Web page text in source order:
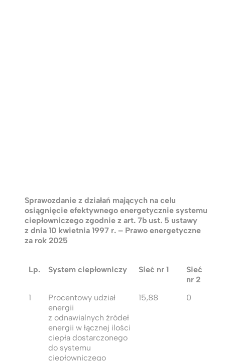
Sprawozdanie z działań mających na celu
osiągnięcie efektywnego energetycznie systemu
ciepłowniczego zgodnie z art. 7b ust. 5 ustawy
z dnia 10 kwietnia 1997 r. – Prawo energetyczne
za rok 2025
Lp. System ciepłowniczy Sieć nr 1
Sieć
nr 2
1
Procentowy udział
energii
z odnawialnych źródeł
energii w łącznej ilości
ciepła dostarczonego
do systemu
ciepłowniczego
15,88 0